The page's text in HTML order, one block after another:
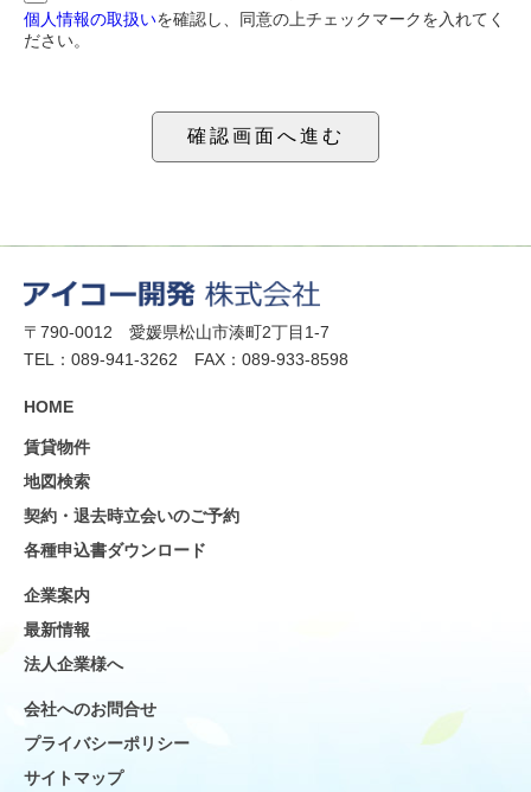
個人情報の取扱いを確認し、同意の上チェックマークを入れてく
ださい。
〒790-0012 愛媛県松山市湊町2丁目1-7
TEL：089-941-3262 FAX：089-933-8598
HOME
賃貸物件
地図検索
契約・退去時立会いのご予約
各種申込書ダウンロード
企業案内
最新情報
法人企業様へ
会社へのお問合せ
プライバシーポリシー
サイトマップ